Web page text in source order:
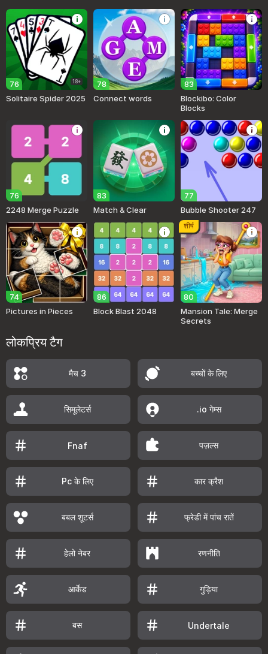
76 18+
Solitaire Spider 2025
78
Connect words
83
Blockibo: Color
Blocks
76
2248 Merge Puzzle
83
Match & Clear
77
Bubble Shooter 247
74
Pictures in Pieces
86
Block Blast 2048
80
शीर्ष
Mansion Tale: Merge
Secrets
लोकप्रिय टैग
मैच 3 बच्चों के लिए
सिमूलेटर्स .io गेम्स
Fnaf पज़ल्स
Pc के लिए कार क्रैश
बबल शूटर्स फ्रेडी में पांच रातें
हेलो नेबर रणनीति
आर्केड गुड़िया
बस Undertale